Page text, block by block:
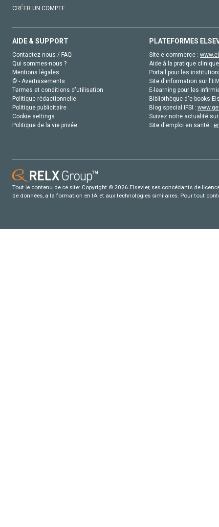
CRÉER UN COMPTE
AIDE & SUPPORT
Contactez-nous / FAQ
Qui sommes-nous ?
Mentions légales
© - Avertissements
Termes et conditions d'utilisation
Politique rédactionnelle
Politique publicitaire
Cookie settings
Politique de la vie privée
PLATEFORMES
Site e-commerce :
Aide à la pratique
Portail pour les
Site d'information sur
E-learning pour les
Bibliothèque d'e-books
Blog special IFSI :
Suivez notre actualité
Site d'emploi en santé :
Tout le contenu de ce site: Copyright © 2026 Elsevier, ses concédants de
de données, a la formation en IA et aux technologies similaires. Pour tout